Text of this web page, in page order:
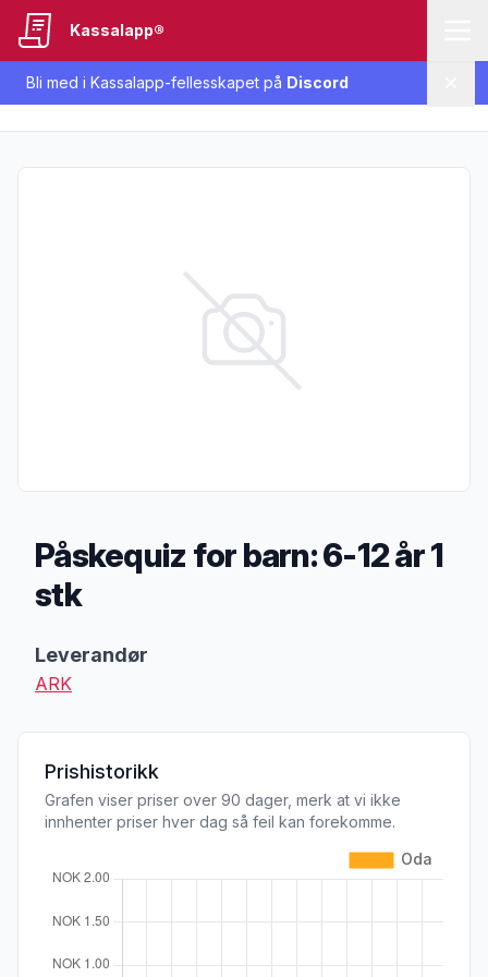
Bli med i Kassalapp-fellesskapet på Discord
Kassalapp®
Påskequiz for barn: 6-12 år 1
stk
Leverandør
ARK
Prishistorikk
Grafen viser priser over 90 dager, merk at vi ikke
innhenter priser hver dag så feil kan forekomme.